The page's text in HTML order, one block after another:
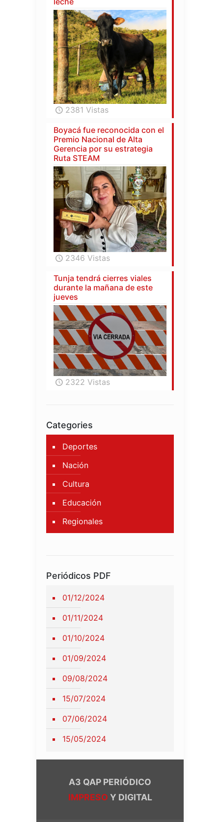
2381 Vistas
Boyacá fue reconocida con el
Premio Nacional de Alta
Gerencia por su estrategia
Ruta STEAM
2346 Vistas
Tunja tendrá cierres viales
durante la mañana de este
jueves
2322 Vistas
Categories
Deportes
Nación
Cultura
Educación
Regionales
Periódicos PDF
01/12/2024
01/11/2024
01/10/2024
01/09/2024
09/08/2024
15/07/2024
07/06/2024
15/05/2024
A3 QAP PERIÓDICO
IMPRESO Y DIGITAL